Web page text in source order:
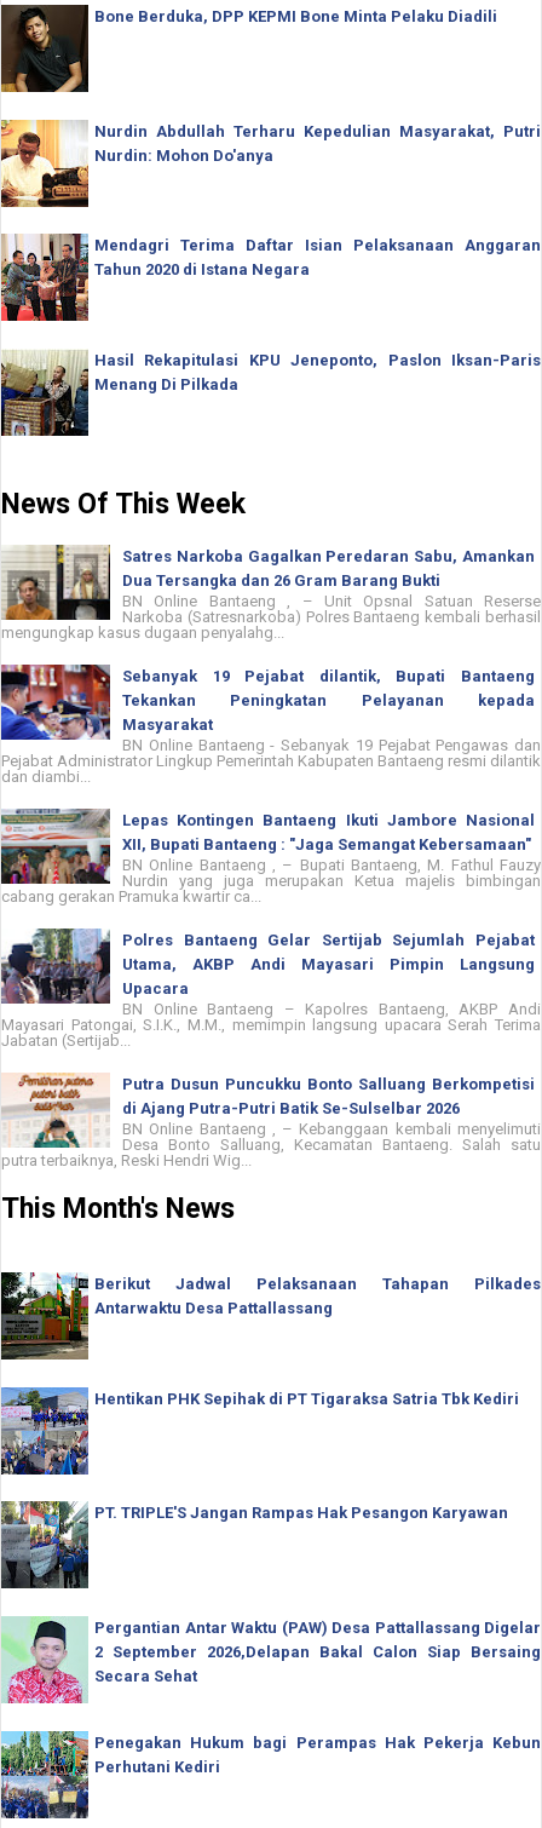
Bone Berduka, DPP KEPMI Bone Minta Pelaku Diadili
Nurdin Abdullah Terharu Kepedulian Masyarakat, Putri
Nurdin: Mohon Do'anya
Mendagri Terima Daftar Isian Pelaksanaan Anggaran
Tahun 2020 di Istana Negara
Hasil Rekapitulasi KPU Jeneponto, Paslon Iksan-Paris
Menang Di Pilkada
News Of This Week
Satres Narkoba Gagalkan Peredaran Sabu, Amankan
Dua Tersangka dan 26 Gram Barang Bukti
BN Online Bantaeng , – Unit Opsnal Satuan Reserse
Narkoba (Satresnarkoba) Polres Bantaeng kembali berhasil
mengungkap kasus dugaan penyalahg...
Sebanyak 19 Pejabat dilantik, Bupati Bantaeng
Tekankan Peningkatan Pelayanan kepada
Masyarakat
BN Online Bantaeng - Sebanyak 19 Pejabat Pengawas dan
Pejabat Administrator Lingkup Pemerintah Kabupaten Bantaeng resmi dilantik
dan diambi...
Lepas Kontingen Bantaeng Ikuti Jambore Nasional
XII, Bupati Bantaeng : "Jaga Semangat Kebersamaan"
BN Online Bantaeng , – Bupati Bantaeng, M. Fathul Fauzy
Nurdin yang juga merupakan Ketua majelis bimbingan
cabang gerakan Pramuka kwartir ca...
Polres Bantaeng Gelar Sertijab Sejumlah Pejabat
Utama, AKBP Andi Mayasari Pimpin Langsung
Upacara
BN Online Bantaeng – Kapolres Bantaeng, AKBP Andi
Mayasari Patongai, S.I.K., M.M., memimpin langsung upacara Serah Terima
Jabatan (Sertijab...
Putra Dusun Puncukku Bonto Salluang Berkompetisi
di Ajang Putra-Putri Batik Se-Sulselbar 2026
BN Online Bantaeng , – Kebanggaan kembali menyelimuti
Desa Bonto Salluang, Kecamatan Bantaeng. Salah satu
putra terbaiknya, Reski Hendri Wig...
This Month's News
Berikut Jadwal Pelaksanaan Tahapan Pilkades
Antarwaktu Desa Pattallassang
Hentikan PHK Sepihak di PT Tigaraksa Satria Tbk Kediri
PT. TRIPLE'S Jangan Rampas Hak Pesangon Karyawan
Pergantian Antar Waktu (PAW) Desa Pattallassang Digelar
2 September 2026,Delapan Bakal Calon Siap Bersaing
Secara Sehat
Penegakan Hukum bagi Perampas Hak Pekerja Kebun
Perhutani Kediri